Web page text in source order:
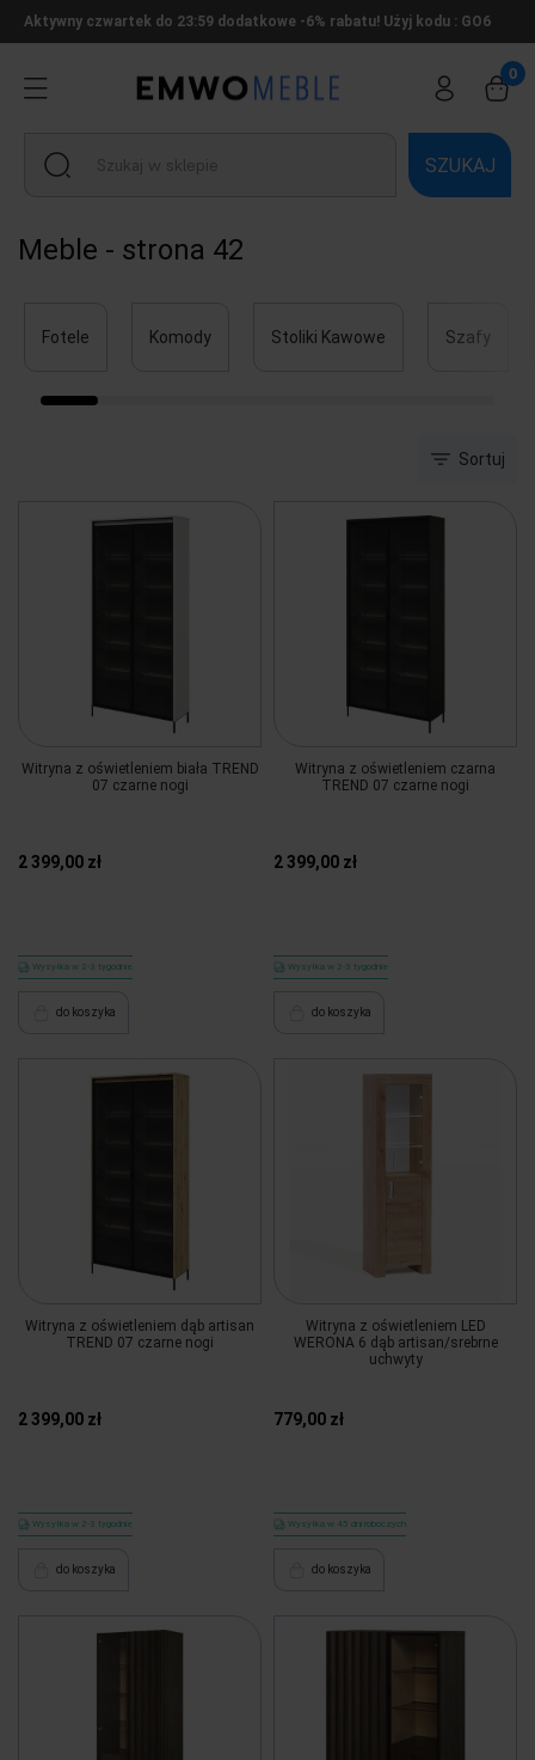
Aktywny czwartek do 23:59 dodatkowe -6% rabatu! Użyj kodu : GO6
SZUKAJ
Meble - strona 42
Fotele Komody Stoliki Kawowe Szafy
Sortuj
Witryna z oświetleniem biała TREND
07 czarne nogi
2 399,00 zł
Wysyłka w 2-3 tygodnie
do koszyka
Witryna z oświetleniem czarna
TREND 07 czarne nogi
2 399,00 zł
Wysyłka w 2-3 tygodnie
do koszyka
Witryna z oświetleniem dąb artisan
TREND 07 czarne nogi
2 399,00 zł
Wysyłka w 2-3 tygodnie
do koszyka
Witryna z oświetleniem LED
WERONA 6 dąb artisan/srebrne
uchwyty
779,00 zł
Wysyłka w 45 dni roboczych
do koszyka